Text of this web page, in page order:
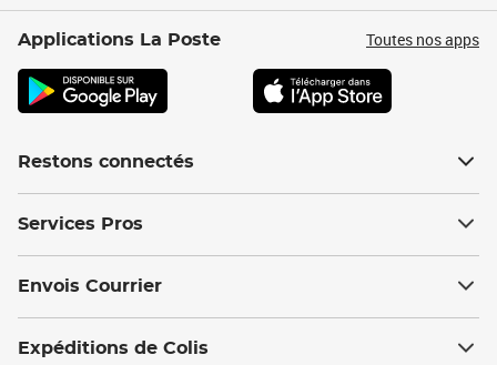
Applications La Poste Toutes nos apps
Restons connectés
Services Pros
Envois Courrier
Expéditions de Colis